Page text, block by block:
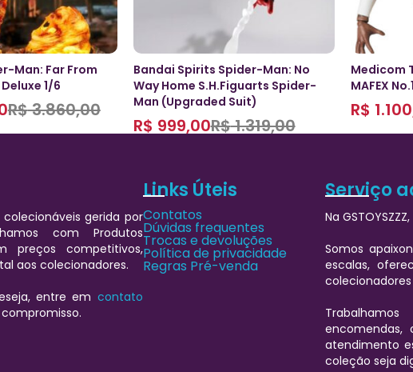
Man: Far From
1/6
R$3.860,00
Bandai Spirits Spider-Man: No
Way Home S.H.Figuarts Spider-
Man (Upgraded Suit)
R$1.319,00
R$ 999,00
Medicom
MAFEX
R$
gerida por
com Produtos
preços competitivos,
aos colecionadores.
entre em contato
Links Úteis
Contatos
Dúvidas frequentes
Trocas e devoluções
Política de privacidade
Regras Pré-venda
Serviço
Na
Somos
escalas,
encomendas,
atendimento
coleção seja